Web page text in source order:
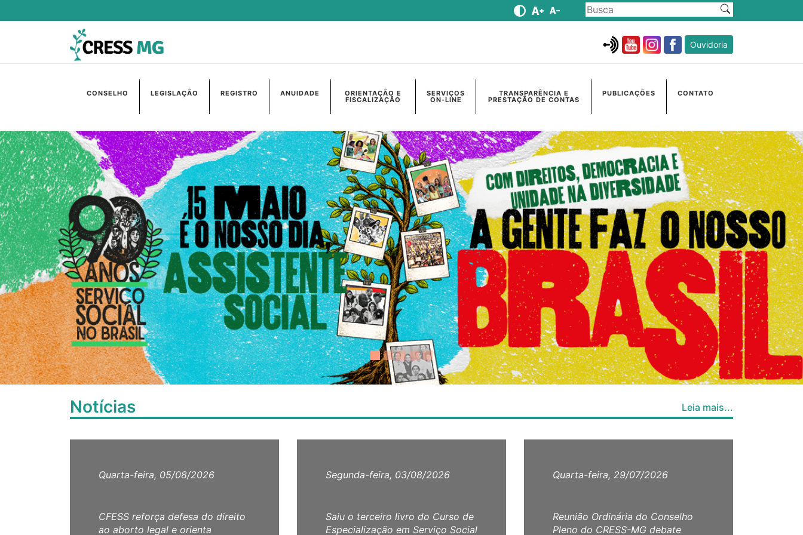
Ouvidoria
CONSELHO LEGISLAÇÃO REGISTRO ANUIDADE ORIENTAÇÃO E
FISCALIZAÇÃO
SERVIÇOS
ON-LINE
TRANSPARÊNCIA E
PRESTAÇÃO DE CONTAS
PUBLICAÇÕES CONTATO
Anterior Próximo
Notícias Leia mais...
Quarta-feira, 05/08/2026
CFESS reforça defesa do direito
ao aborto legal e orienta
Segunda-feira, 03/08/2026
Saiu o terceiro livro do Curso de
Especialização em Serviço Social
Quarta-feira, 29/07/2026
Reunião Ordinária do Conselho
Pleno do CRESS-MG debate